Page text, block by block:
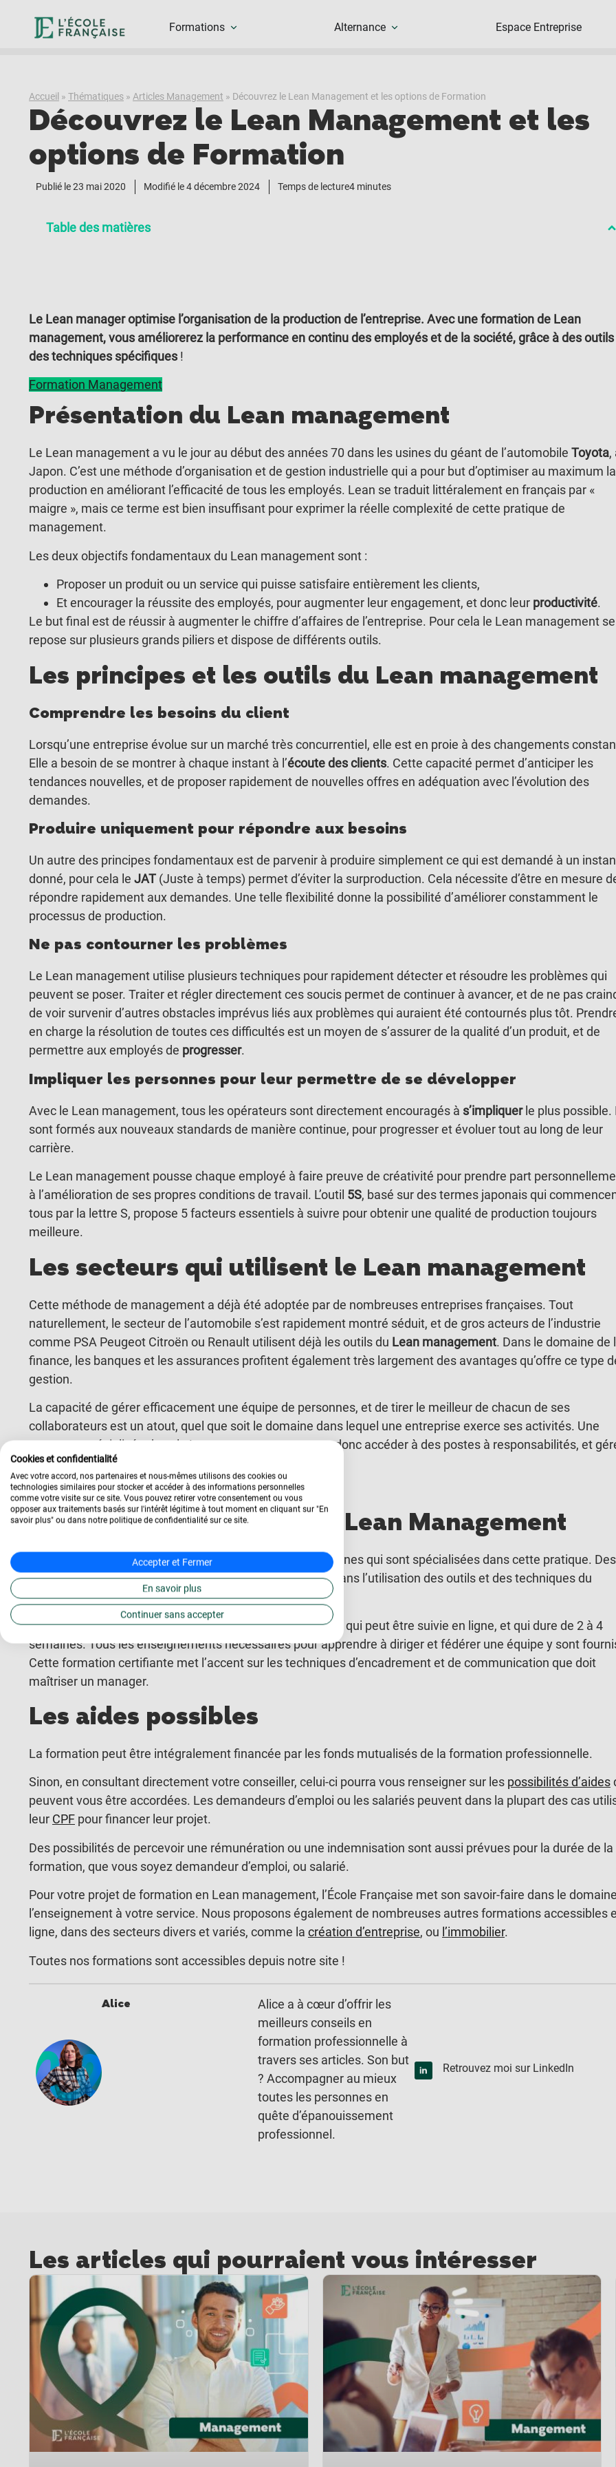
Formations Alternance Espace Entreprise
Accueil » Thématiques » Articles Management » Découvrez le Lean Management et les options de Formation
Découvrez le Lean Management et les
options de Formation
Publié le23 mai 2020 Modifié le 4 décembre 2024 Temps de lecture4 minutes
Table des matières
Le Lean manager optimise l’organisation de la production de l’entreprise. Avec une formation de Lean
management, vous améliorerez la performance en continu des employés et de la société, grâce à des
des techniques spécifiques !
Formation Management
Présentation du Lean management
Le Lean management a vu le jour au début des années 70 dans les usines du géant de l’automobile Toyota,
Japon. C’est une méthode d’organisation et de gestion industrielle qui a pour but d’optimiser au maximum la
production en améliorant l’efficacité de tous les employés. Lean se traduit littéralement en français par «
maigre », mais ce terme est bien insuffisant pour exprimer la réelle complexité de cette pratique de
management.
Les deux objectifs fondamentaux du Lean management sont :
Proposer un produit ou un service qui puisse satisfaire entièrement les clients,
Et encourager la réussite des employés, pour augmenter leur engagement, et donc leur productivité.
Le but final est de réussir à augmenter le chiffre d’affaires de l’entreprise. Pour cela le Lean management se
repose sur plusieurs grands piliers et dispose de différents outils.
Les principes et les outils du Lean management
Comprendre les besoins du client
Lorsqu’une entreprise évolue sur un marché très concurrentiel, elle est en proie à des changements
Elle a besoin de se montrer à chaque instant à l’écoute des clients. Cette capacité permet d’anticiper les
tendances nouvelles, et de proposer rapidement de nouvelles offres en adéquation avec l’évolution des
demandes.
Produire uniquement pour répondre aux besoins
Un autre des principes fondamentaux est de parvenir à produire simplement ce qui est demandé à un
donné, pour cela le JAT (Juste à temps) permet d’éviter la surproduction. Cela nécessite d’être en mesure
répondre rapidement aux demandes. Une telle flexibilité donne la possibilité d’améliorer constamment le
processus de production.
Ne pas contourner les problèmes
Le Lean management utilise plusieurs techniques pour rapidement détecter et résoudre les problèmes qui
peuvent se poser. Traiter et régler directement ces soucis permet de continuer à avancer, et de ne pas
de voir survenir d’autres obstacles imprévus liés aux problèmes qui auraient été contournés plus tôt.
en charge la résolution de toutes ces difficultés est un moyen de s’assurer de la qualité d’un produit, et de
permettre aux employés de progresser.
Impliquer les personnes pour leur permettre de se développer
Avec le Lean management, tous les opérateurs sont directement encouragés à s’impliquerle plus possible.
sont formés aux nouveaux standards de manière continue, pour progresser et évoluer tout au long de leur
carrière.
Le Lean management pousse chaque employé à faire preuve de créativité pour prendre part
à l’amélioration de ses propres conditions de travail. L’outil 5S, basé sur des termes japonais qui
tous par la lettre S, propose 5 facteurs essentiels à suivre pour obtenir une qualité de production toujours
meilleure.
Les secteurs qui utilisent le Lean management
Cette méthode de management a déjà été adoptée par de nombreuses entreprises françaises. Tout
naturellement, le secteur de l’automobile s’est rapidement montré séduit, et de gros acteurs de l’industrie
comme PSA Peugeot Citroën ou Renault utilisent déjà les outils du Lean management. Dans le domaine de
finance, les banques et les assurances profitent également très largement des avantages qu’offre ce type
gestion.
La capacité de gérer efficacement une équipe de personnes, et de tirer le meilleur de chacun de ses
collaborateurs est un atout, quel que soit le domaine dans lequel une entreprise exerce ses activités. Une
personne spécialisée dans le Lean management pourra donc accéder à des postes à responsabilités, et
des équipes dans n’importe quel secteur.
Formation Management
Trouver une formation en Lean Management
De nombreuses entreprises sont à la recherche de personnes qui sont spécialisées dans cette pratique. Des
formations existent pour se perfectionner efficacement dans l’utilisation des outils et des techniques du
management.
L’École Françaisepropose uneformation de management
qui peut être suivie en ligne, et qui dure de 2 à 4
semaines. Tous les enseignements nécessaires pour apprendre à diriger et fédérer une équipe y sont
Cette formation certifiante met l’accent sur les techniques d’encadrement et de communication que doit
maîtriser un manager.
Les aides possibles
La formation peut être intégralement financée par les fonds mutualisés de la formation professionnelle.
Sinon, en consultant directement votre conseiller, celui-ci pourra vous renseigner sur les possibilités d’aides
peuvent vous être accordées. Les demandeurs d’emploi ou les salariés peuvent dans la plupart des cas
leur CPF pour financer leur projet.
Des possibilités de percevoir une rémunération ou une indemnisation sont aussi prévues pour la durée de la
formation, que vous soyez demandeur d’emploi, ou salarié.
Pour votre projet de formation en Lean management, l’École Française met son savoir-faire dans le
l’enseignement à votre service. Nous proposons également de nombreuses autres formations accessibles
ligne, dans des secteurs divers et variés, comme la création d’entreprise, ou l’immobilier.
Toutes nos formations sont accessibles depuis notre site !
Alice
Alice a à cœur d’offrir les
meilleurs conseils en
formation professionnelle à
travers ses articles. Son but
? Accompagner au mieux
toutes les personnes en
quête d’épanouissement
professionnel.
Retrouvez moi sur LinkedIn
Les articles qui pourraient vous intéresser
Cookies et confidentialité
Avec votre accord, nos partenaires et nous-mêmes utilisons des cookies ou
technologies similaires pour stocker et accéder à des informations personnelles
comme votre visite sur ce site. Vous pouvez retirer votre consentement ou vous
opposer aux traitements basés sur l'intérêt légitime à tout moment en cliquant sur "En
savoir plus" ou dans notre politique de confidentialité sur ce site.
Accepter et Fermer
En savoir plus
Continuer sans accepter